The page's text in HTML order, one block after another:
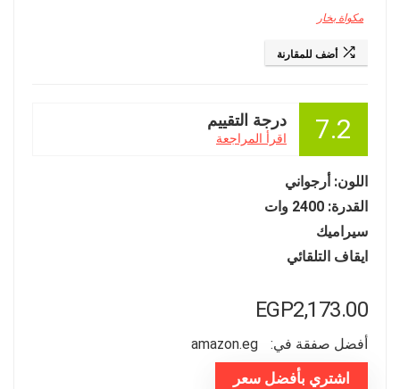
مكواة بخار
أضف للمقارنة
7.2 درجة التقييم
اقرأ المراجعة
اللون: أرجواني
القدرة: 2400 وات
سيراميك
ايقاف التلقائي
EGP2,173.00
أفضل صفقة في: amazon.eg
اشتري بأفضل سعر